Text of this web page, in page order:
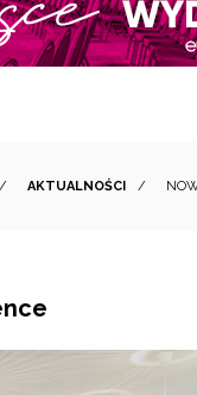
/ AKTUALNOŚCI /